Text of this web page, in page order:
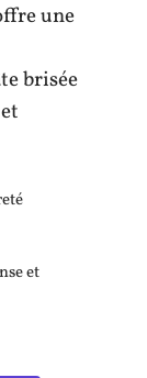
une
brisée
et